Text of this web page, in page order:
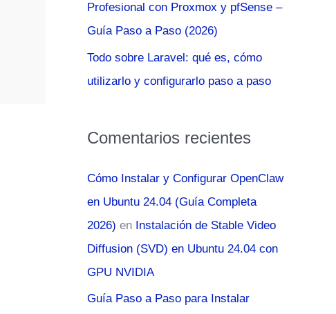
Profesional con Proxmox y pfSense –
Guía Paso a Paso (2026)
Todo sobre Laravel: qué es, cómo
utilizarlo y configurarlo paso a paso
Comentarios recientes
Cómo Instalar y Configurar OpenClaw
en Ubuntu 24.04 (Guía Completa
2026) en Instalación de Stable Video
Diffusion (SVD) en Ubuntu 24.04 con
GPU NVIDIA
Guía Paso a Paso para Instalar